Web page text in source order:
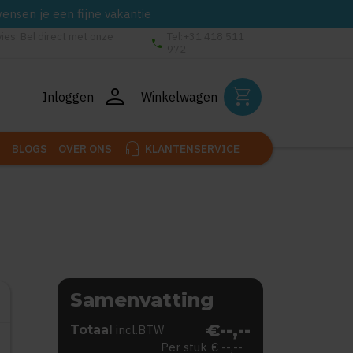
je een fijne vakantie
phone
Inloggen person Winkelwagen shopping_cart
BLOGS OVER ONS headset_mic KLANTENSERVICE
Samenvatting
Totaal incl.BTW €--,--
Per stuk € --,--